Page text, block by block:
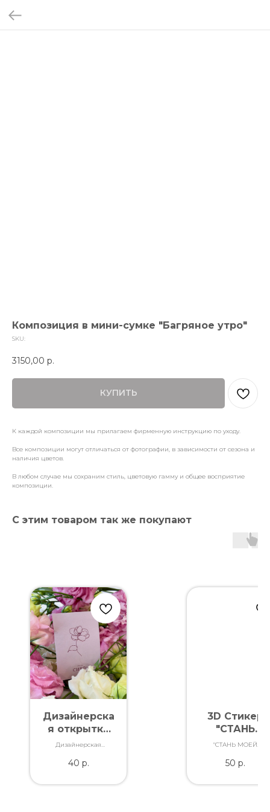
Композиция в мини-сумке "Багряное утро"
SKU:
3150,00 р.
КУПИТЬ
К каждой композиции мы прилагаем фирменную инструкцию по уходу.
Все композиции могут отличаться от фотографии, в зависимости от сезона и
наличия цветов.
В любом случае мы сохраним стиль, цветовую гамму и общее восприятие
композиции.
С этим товаром так же покупают
Дизайнерска
я открытка
"Сияй"
Дизайнерская
качество. Дополнит
40 р.
3D Стикер
"СТАНЬ
МОЕЙ
"СТАНЬ МОЕЙ
50 р.